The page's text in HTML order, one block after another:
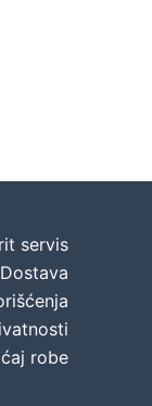
servis
Dostava
robe